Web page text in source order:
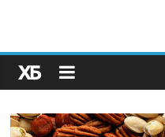
Как простая
не забывать о